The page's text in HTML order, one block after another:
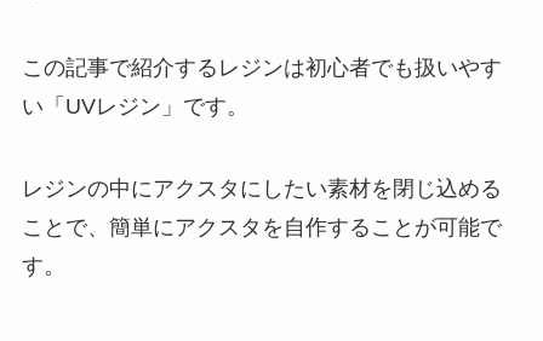
この記事で紹介するレジンは初心者でも扱いやす
い「UVレジン」です。
レジンの中にアクスタにしたい素材を閉じ込める
ことで、簡単にアクスタを自作することが可能で
す。